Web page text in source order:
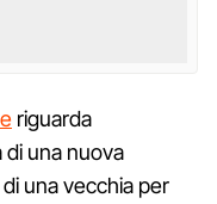
riguarda
una nuova
una vecchia per